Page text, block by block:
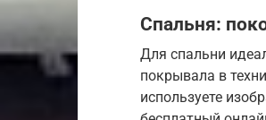
Спальня:
Для спальни
покрывала в
используете